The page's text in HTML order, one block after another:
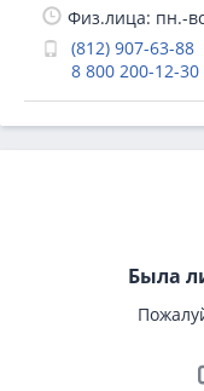
Физ.лица: пн.-
(812) 907-63-88
8 800 200-12-30
Была